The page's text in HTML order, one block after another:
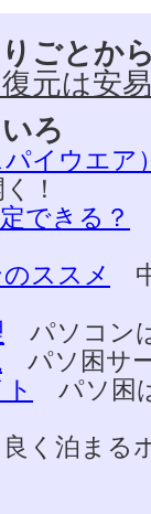
ごとか
元は安
ろ
イウエア
！
できる？
ススメ
パソコン
パソ困サ
パソ困
く泊まる